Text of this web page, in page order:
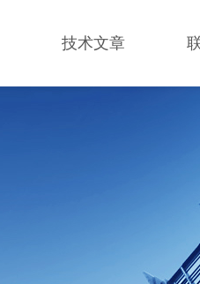
技术文章